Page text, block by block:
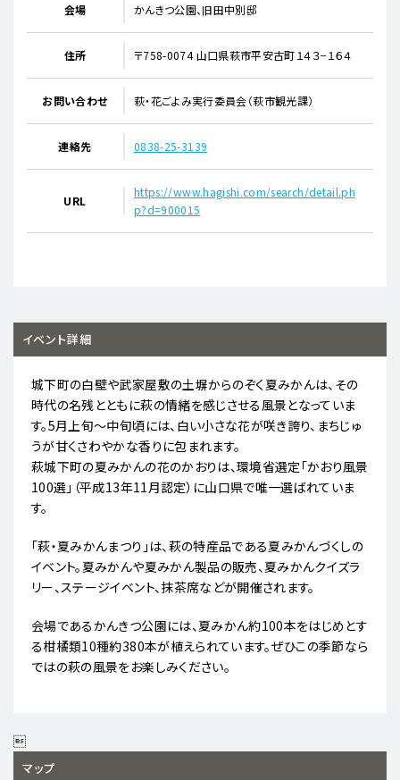
会場 かんきつ公園、旧田中別邸
住所 〒758-0074 山口県萩市平安古町１４３−１６４
お問い合わせ 萩・花ごよみ実行委員会（萩市観光課）
連絡先 0838-25-3139
URL
https://www.hagishi.com/search/detail.ph
p?d=900015
イベント詳細
城下町の白壁や武家屋敷の土塀からのぞく夏みかんは、その
時代の名残とともに萩の情緒を感じさせる風景となっていま
す。5月上旬～中旬頃には、白い小さな花が咲き誇り、まちじゅ
うが甘くさわやかな香りに包まれます。
萩城下町の夏みかんの花のかおりは、環境省選定「かおり風景
100選」（平成13年11月認定）に山口県で唯一選ばれていま
す。
「萩・夏みかんまつり」は、萩の特産品である夏みかんづくしの
イベント。夏みかんや夏みかん製品の販売、夏みかんクイズラ
リー、ステージイベント、抹茶席などが開催されます。
会場であるかんきつ公園には、夏みかん約100本をはじめとす
る柑橘類10種約380本が植えられています。ぜひこの季節なら
ではの萩の風景をお楽しみください。

マップ